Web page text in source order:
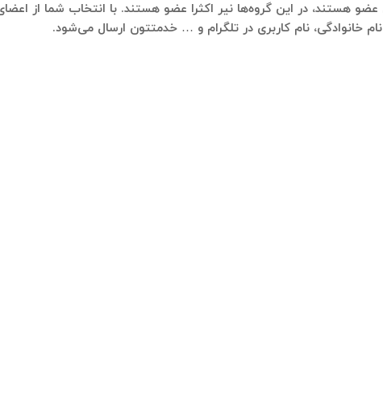
هستند، در این گروه‌ها نیر اکثرا عضو هستند. با انتخاب شما از
خانوادگی، نام کاربری در تلگرام و … خدمتتون ارسال می‌شود.